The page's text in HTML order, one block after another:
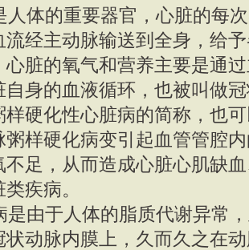
的重要器官，心脏的每次
流经主动脉输送到全身，给
心脏的氧气和营养主要是通
自身的血液循环，也被叫做
样硬化性心脏病的简称，也
粥样硬化病变引起血管管腔
不足，从而造成心脏心肌缺
疾病。
于人体的脂质代谢异常，
状动脉内膜上，久而久之在